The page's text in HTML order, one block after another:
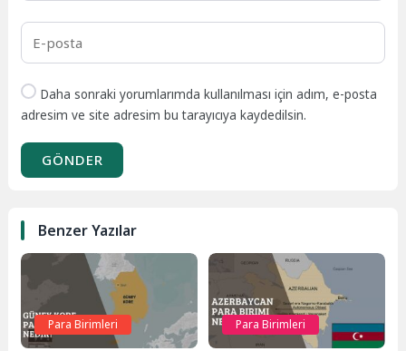
Daha sonraki yorumlarımda kullanılması için adım, e-posta
adresim ve site adresim bu tarayıcıya kaydedilsin.
GÖNDER
Benzer Yazılar
Para Birimleri Para Birimleri